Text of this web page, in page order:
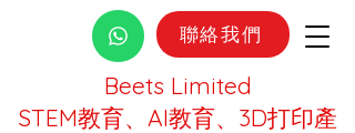
Beets Limited
STEM教育、AI教育、3D打印產
聯絡我們